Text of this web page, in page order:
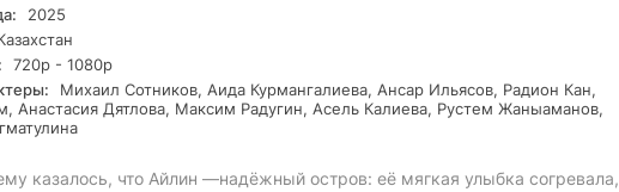
2025
720р - 1080р
Михаил Сотников, Аида Курмангалиева, Ансар Ильясов, Радион Кан,
Анастасия Дятлова, Максим Радугин, Асель Калиева, Рустем Жаныаманов,
казалось, что Айлин —надёжный остров: её мягкая улыбка согревала,